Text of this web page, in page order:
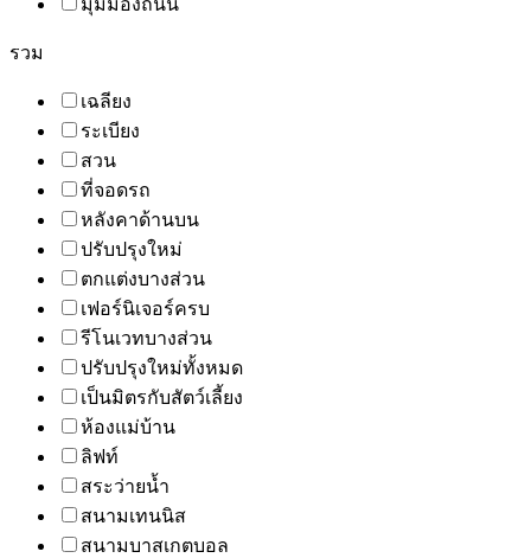
มุมมองถนน
รวม
เฉลียง
ระเบียง
สวน
ที่จอดรถ
หลังคาด้านบน
ปรับปรุงใหม่
ตกแต่งบางส่วน
เฟอร์นิเจอร์ครบ
รีโนเวทบางส่วน
ปรับปรุงใหม่ทั้งหมด
เป็นมิตรกับสัตว์เลี้ยง
ห้องแม่บ้าน
ลิฟท์
สระว่ายน้ำ
สนามเทนนิส
สนามบาสเกตบอล